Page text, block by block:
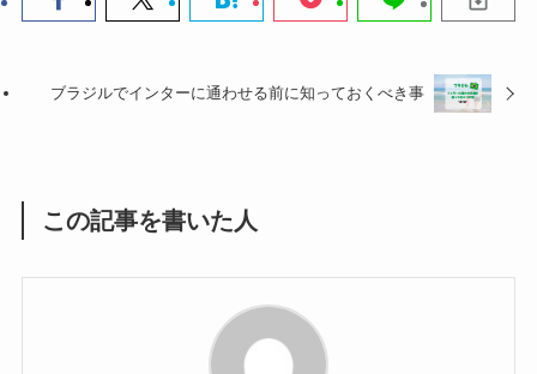
ブラジルでインターに通わせる前に知っておくべき事
この記事を書いた人